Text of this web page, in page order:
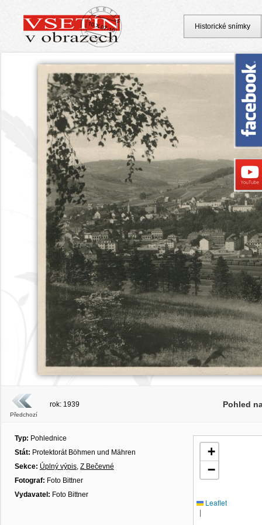
Předchozí
rok: 1939 Pohled
Typ: Pohlednice
Stát: Protektorát Böhmen und Mähren
Sekce: Úplný výpis, Z Bečevné
Fotograf: Foto Bittner
Vydavatel: Foto Bittner
+
−
Leaflet
|
Historické snímky